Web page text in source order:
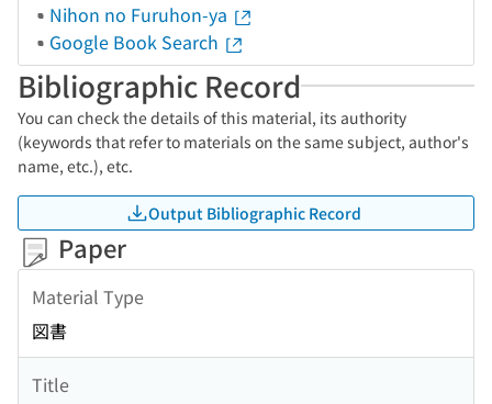
Nihon no Furuhon-ya
Google Book Search
Bibliographic Record
You can check the details of this material, its authority
(keywords that refer to materials on the same subject, author's
name, etc.), etc.
Output Bibliographic Record
Paper
Material Type
図書
Title